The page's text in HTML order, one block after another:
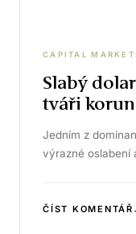
CAPITAL
Slabý
tváři
Jedním z
výrazné oslabení
ČÍST KOMENTÁŘ